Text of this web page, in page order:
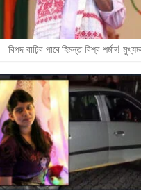
বিপদ বাঢ়িব পাৰে হিমন্ত বিশ্ব শৰ্মাৰ!